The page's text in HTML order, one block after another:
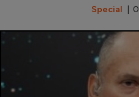
Special |